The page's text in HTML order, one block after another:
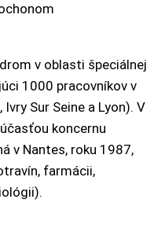
v oblasti špeciálnej
1000 pracovníkov v
Sur Seine a Lyon). V
koncernu
v Nantes, roku 1987,
farmácii,